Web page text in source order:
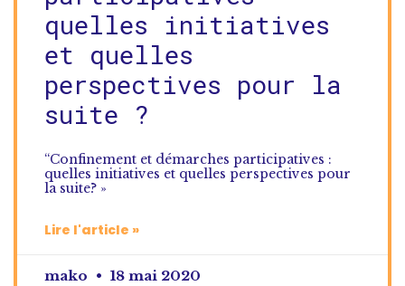
quelles initiatives
et quelles
perspectives pour la
suite ?
“Confinement et démarches participatives :
quelles initiatives et quelles perspectives pour
la suite? »
Lire l'article »
mako 18 mai 2020